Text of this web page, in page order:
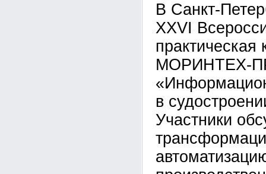
В Санкт-
XXVI
МОРИНТЕХ-
в
Участники